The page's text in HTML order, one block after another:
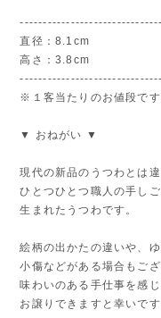
直径：8.1cm
高さ：3.8cm
※１客当たりのお値段です
▼ おねがい ▼
現代の新品のうつわとは違
ひとつひとつ職人の手し
生まれたうつわです。
絵柄の出かたの違いや、ゆ
小傷などがある場合もござ
味わいのある手仕事を感
お譲りできますと幸いです